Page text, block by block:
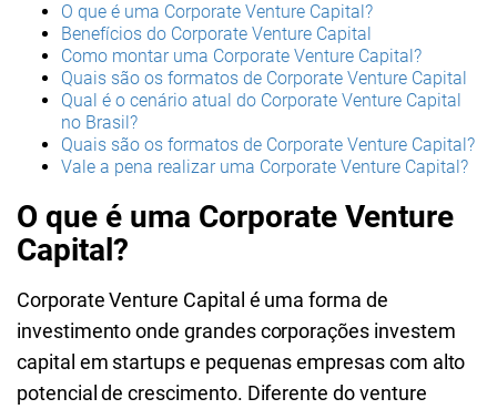
O que é uma Corporate Venture Capital?
Benefícios do Corporate Venture Capital
Como montar uma Corporate Venture Capital?
Quais são os formatos de Corporate Venture Capital
Qual é o cenário atual do Corporate Venture Capital
no Brasil?
Quais são os formatos de Corporate Venture Capital?
Vale a pena realizar uma Corporate Venture Capital?
O que é uma Corporate Venture
Capital?
Corporate Venture Capital é uma forma de
investimento onde grandes corporações investem
capital em startups e pequenas empresas com alto
potencial de crescimento. Diferente do venture